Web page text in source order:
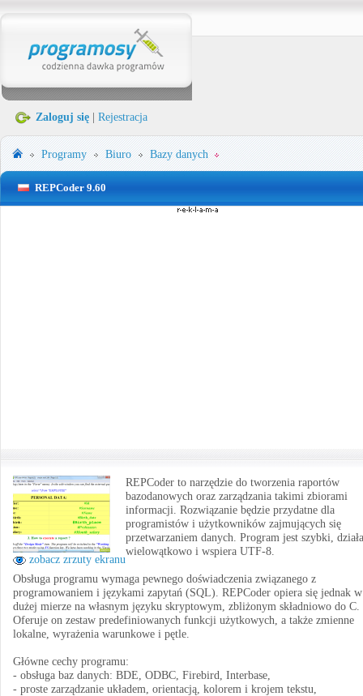
Zaloguj się Rejestracja
Programy Biuro Bazy danych
REPCoder 9.60
zobacz zrzuty ekranu
REPCoder to narzędzie do tworzenia raportów
bazodanowych oraz zarządzania takimi zbiorami
informacji. Rozwiązanie będzie przydatne dla
programistów i użytkowników zajmujących się
przetwarzaniem danych. Program jest szybki, działa
wielowątkowo i wspiera UTF-8.
Obsługa programu wymaga pewnego doświadczenia związanego z
programowaniem i językami zapytań (SQL). REPCoder opiera się jednak w
dużej mierze na własnym języku skryptowym, zbliżonym składniowo do C.
Oferuje on zestaw predefiniowanych funkcji użytkowych, a także zmienne
lokalne, wyrażenia warunkowe i pętle.
Główne cechy programu:
- obsługa baz danych: BDE, ODBC, Firebird, Interbase,
- proste zarządzanie układem, orientacją, kolorem i krojem tekstu,